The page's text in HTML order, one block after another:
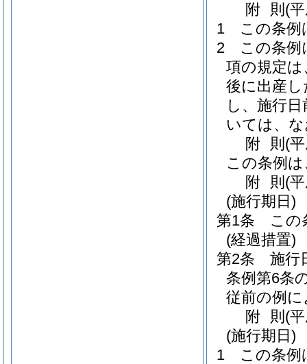
附 則 (
1
この条例
2
この条例
項の規定
後に出産
し、施行
いては、
附 則 (
この条例
附 則 (
(施行期日)
第1条
この
(経過措置)
第2条
施行
条例第6条
従前の例
附 則 (
(施行期日)
1
この条例